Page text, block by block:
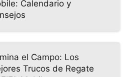
Calendario y
el Campo: Los
Trucos de Regate